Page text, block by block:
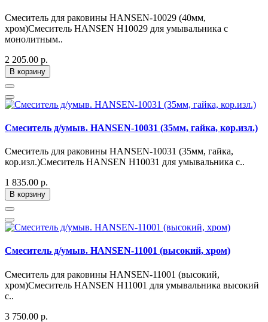
Смеситель для раковины HANSEN-10029 (40мм,
хром)Смеситель HANSEN H10029 для умывальника с
монолитным..
2 205.00 р.
В корзину
Смеситель д/умыв. HANSEN-10031 (35мм, гайка, кор.изл.)
Смеситель для раковины HANSEN-10031 (35мм, гайка,
кор.изл.)Смеситель HANSEN H10031 для умывальника с..
1 835.00 р.
В корзину
Смеситель д/умыв. HANSEN-11001 (высокий, хром)
Смеситель для раковины HANSEN-11001 (высокий,
хром)Смеситель HANSEN H11001 для умывальника высокий
с..
3 750.00 р.